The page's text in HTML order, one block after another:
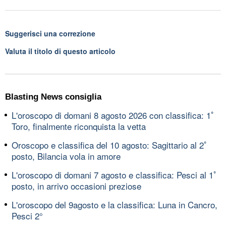
Suggerisci una correzione
Valuta il titolo di questo articolo
Blasting News consiglia
L'oroscopo di domani 8 agosto 2026 con classifica: 1ﾟ
Toro, finalmente riconquista la vetta
Oroscopo e classifica del 10 agosto: Sagittario al 2ﾟ
posto, Bilancia vola in amore
L'oroscopo di domani 7 agosto e classifica: Pesci al 1ﾟ
posto, in arrivo occasioni preziose
L'oroscopo del 9agosto e la classifica: Luna in Cancro,
Pesci 2°